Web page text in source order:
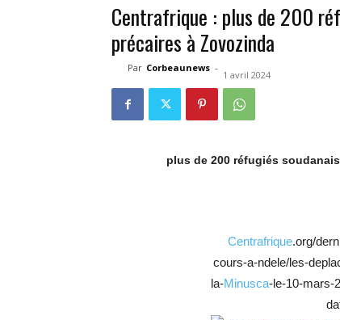
Centrafrique : plus de 200
précaires à Zovozinda
Par Corbeaunews -
1 avril 2024
plus de 200 réfugiés
Centrafrique.org/
cours-a-ndele/les-
la-Minusca-le-10-mars-